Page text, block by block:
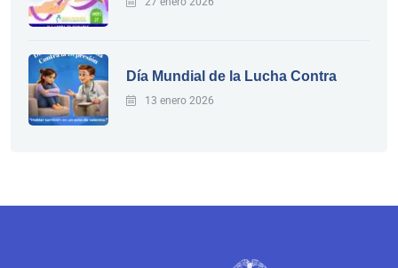
Día Mundial de la Lucha Contra
13 enero 2026